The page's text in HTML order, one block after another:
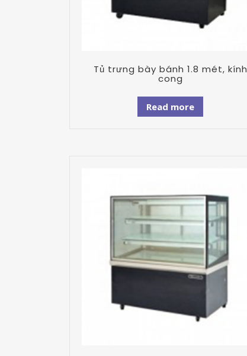
Tủ trưng bày bánh 1.8 mét, kính
cong
Read more